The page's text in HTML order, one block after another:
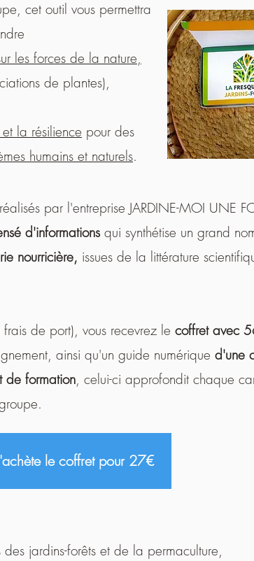
cet outil vous permettra
les forces de la nature,
de plantes),
la résilience pour des
humains et naturels.
par l'entreprise JARDINE-MOI UNE
d'informationsqui synthétise un grand
nourricière, issues de la littérature
de port), vous recevrez le coffret avec
ainsi qu'un guide numérique d'une
de formation, celui-ci approfondit chaque
des jardins-forêts et de la permaculture,
le coffret pour 27€